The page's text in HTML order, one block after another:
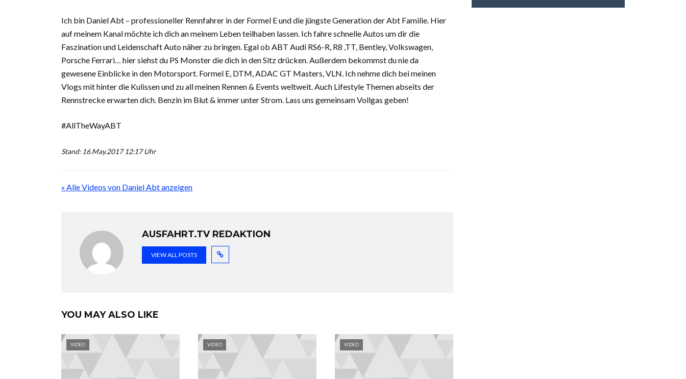
Ich bin Daniel Abt – professioneller Rennfahrer in der Formel E und die jüngste Generation der Abt Familie. Hier
auf meinem Kanal möchte ich dich an meinem Leben teilhaben lassen. Ich fahre schnelle Autos um dir die
Faszination und Leidenschaft Auto näher zu bringen. Egal ob ABT Audi RS6-R, R8 ,TT, Bentley, Volkswagen,
Porsche Ferrari… hier siehst du PS Monster die dich in den Sitz drücken. Außerdem bekommst du nie da
gewesene Einblicke in den Motorsport. Formel E, DTM, ADAC GT Masters, VLN. Ich nehme dich bei meinen
Vlogs mit hinter die Kulissen und zu all meinen Rennen & Events weltweit. Auch Lifestyle Themen abseits der
Rennstrecke erwarten dich. Benzin im Blut & immer unter Strom. Lass uns gemeinsam Vollgas geben!
#AllTheWayABT
Stand: 16.May.2017 12:17 Uhr
« Alle Videos von Daniel Abt anzeigen
AUSFAHRT.TV REDAKTION
VIEW ALL POSTS
YOU MAY ALSO LIKE
VIDEO VIDEO VIDEO